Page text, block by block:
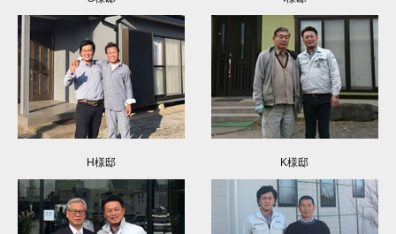
H様邸 K様邸